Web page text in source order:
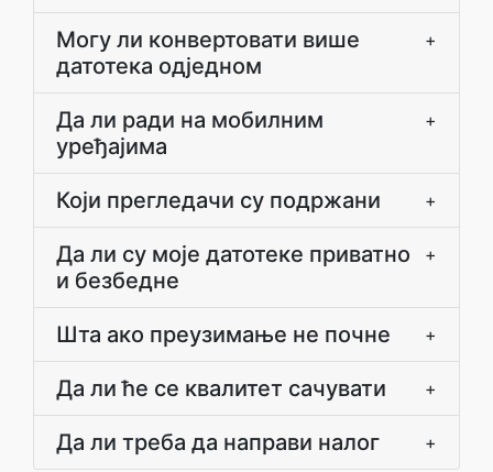
Могу ли конвертовати више
датотека одједном
+
Да ли ради на мобилним
уређајима
+
Који прегледачи су подржани +
Да ли су моје датотеке приватно
и безбедне
+
Шта ако преузимање не почне +
Да ли ће се квалитет сачувати +
Да ли треба да направи налог +